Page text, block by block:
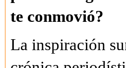
te conmovió?
La inspiración